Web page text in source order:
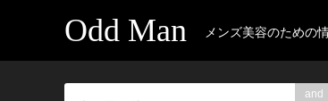
Odd Man メンズ美容のための
and